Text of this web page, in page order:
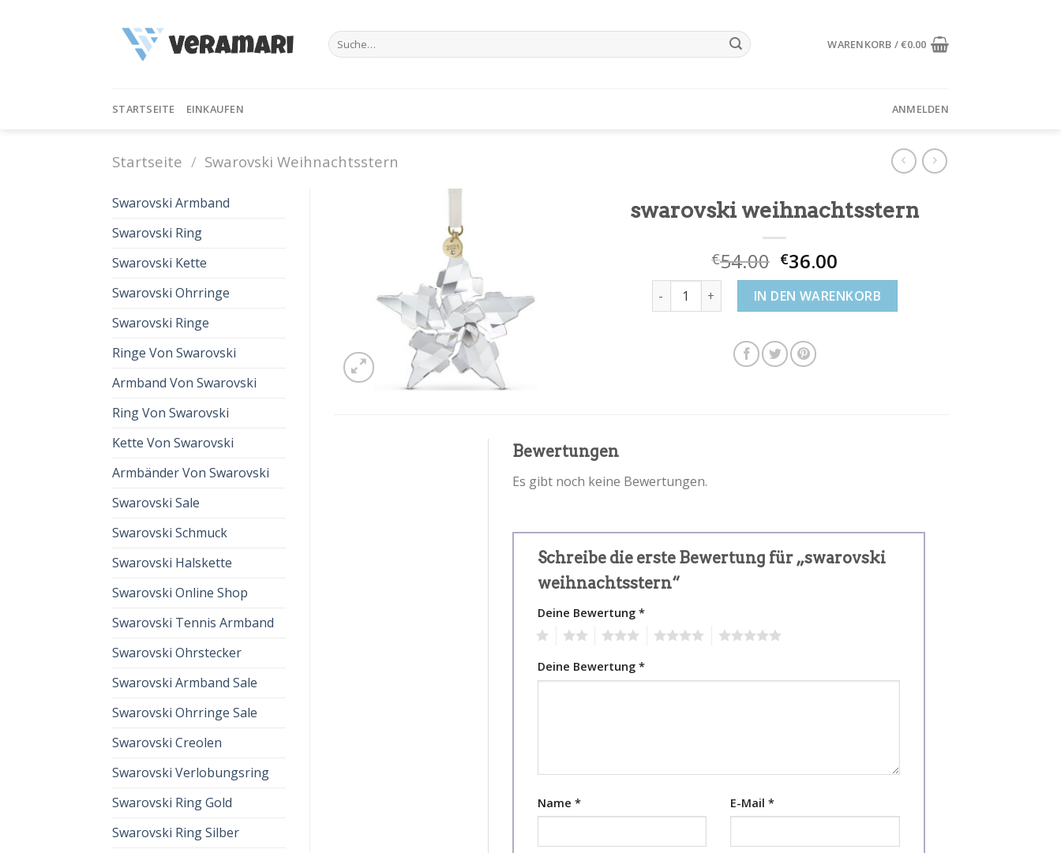
Suche
nach:
WARENKORB /€0.00
STARTSEITE EINKAUFEN ANMELDEN
Startseite / Swarovski Weihnachtsstern
Swarovski Armband
Swarovski Ring
Swarovski Kette
Swarovski Ohrringe
Swarovski Ringe
Ringe Von Swarovski
Armband Von Swarovski
Ring Von Swarovski
Kette Von Swarovski
Armbänder Von Swarovski
Swarovski Sale
Swarovski Schmuck
Swarovski Halskette
Swarovski Online Shop
Swarovski Tennis Armband
Swarovski Ohrstecker
Swarovski Armband Sale
Swarovski Ohrringe Sale
Swarovski Creolen
Swarovski Verlobungsring
Swarovski Ring Gold
Swarovski Ring Silber
swarovski weihnachtsstern
€54.00 €36.00
swarovski weihnachtsstern Menge
IN DEN WARENKORB
Bewertungen
Es gibt noch keine Bewertungen.
Schreibe die erste Bewertung für „swarovski
weihnachtsstern“
Deine Bewertung *
Deine Bewertung *
Name * E-Mail*